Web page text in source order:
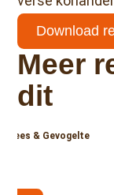
Download
Meer
dit
Meli
Vlees & Gevogelte